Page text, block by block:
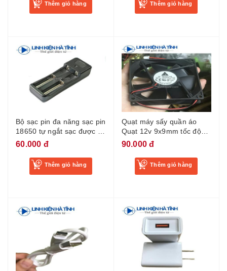
Thêm giỏ hàng Thêm giỏ hàng
Bộ sạc pin đa năng sạc pin
18650 tự ngắt sạc được 2
pin
60.000 đ
Thêm giỏ hàng
Quạt máy sấy quần áo
Quạt 12v 9x9mm tốc độ
cao
90.000 đ
Thêm giỏ hàng